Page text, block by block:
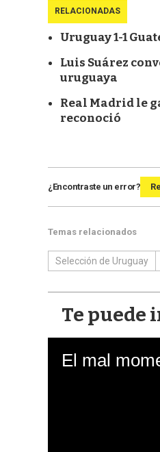
RELACIONADAS
Uruguay 1-1
Luis Suárez
uruguaya
Real Madrid le
reconoció
¿Encontraste un error?
Temas relacionados
Selección de Uruguay
Te puede